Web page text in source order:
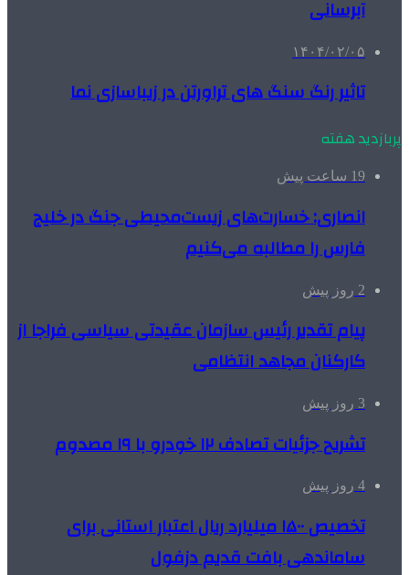
آبرسانی
۱۴۰۴/۰۲/۰۵
تاثیر رنگ سنگ های تراورتن در زیباسازی نما
پربازدید هفته
19 ساعت پیش
انصاری: خسارت‌های زیست‌محیطی جنگ در خلیج
فارس را مطالبه‌ می‌کنیم
2 روز پیش
پیام تقدیر رئیس سازمان عقیدتی سیاسی فراجا از
کارکنان مجاهد انتظامی
3 روز پیش
تشریح جزئیات تصادف ۱۲ خودرو با ۱۹ مصدوم
4 روز پیش
تخصیص ۱۵۰۰ میلیارد ریال اعتبار استانی برای
ساماندهی بافت قدیم دزفول